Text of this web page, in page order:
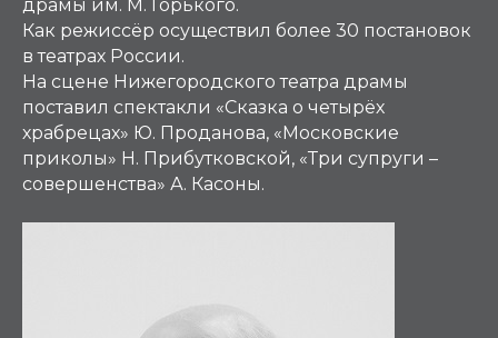
драмы им. М. Горького.
Как режиссёр осуществил более 30 постановок
в театрах России.
На сцене Нижегородского театра драмы
поставил спектакли «Сказка о четырёх
храбрецах» Ю. Проданова, «Московские
приколы» Н. Прибутковской, «Три супруги –
совершенства» А. Касоны.